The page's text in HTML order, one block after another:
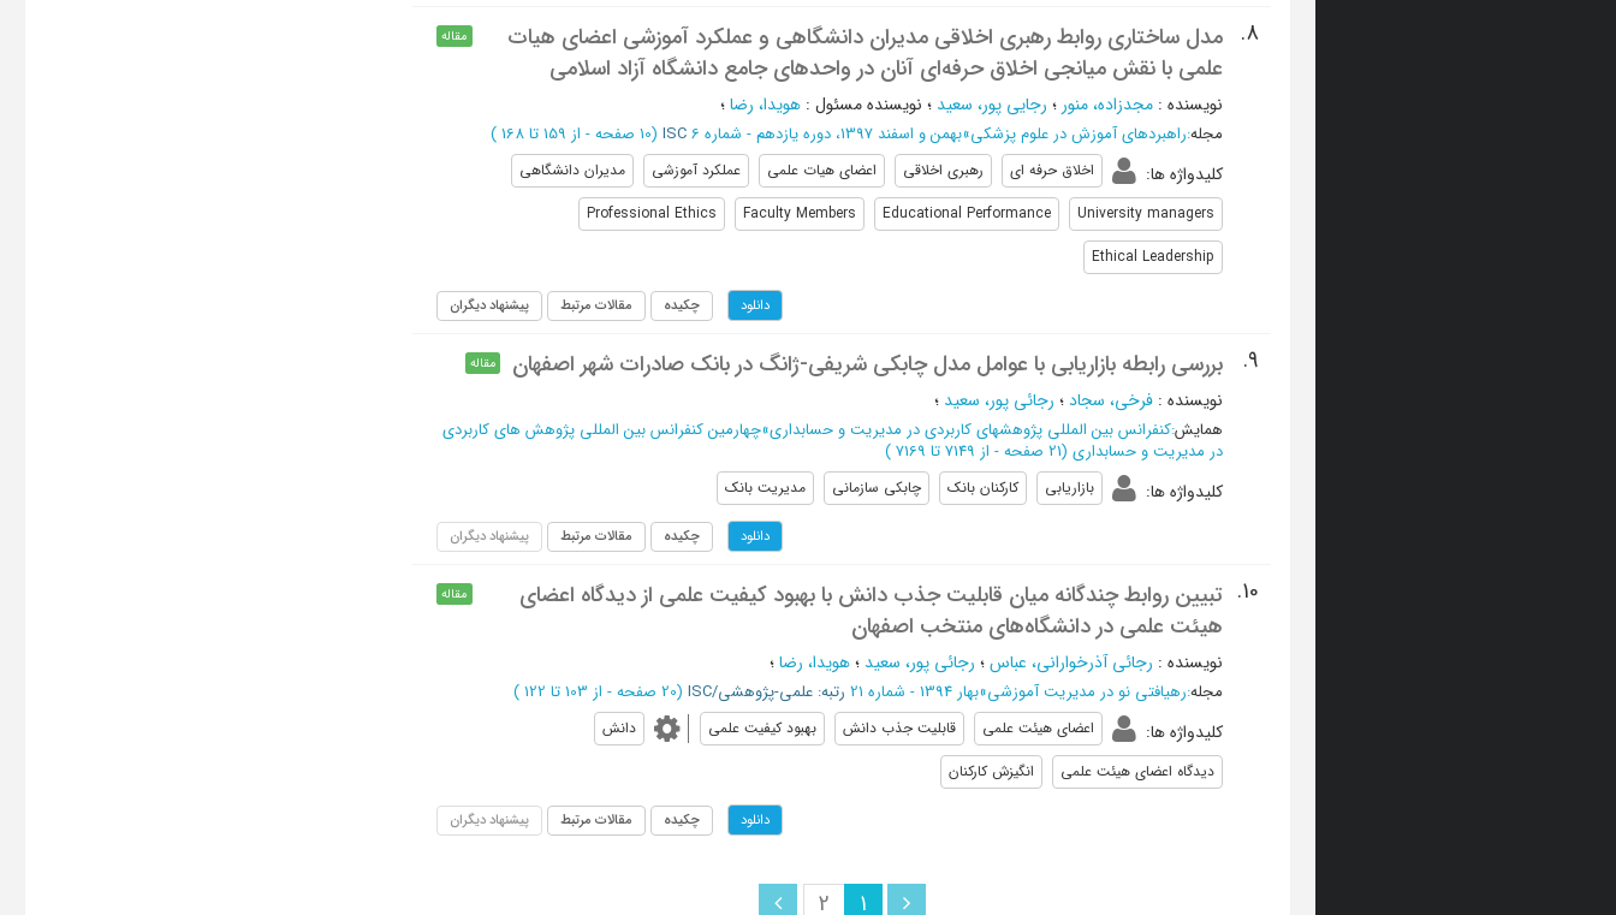
8.
مدل ساختاری روابط رهبری اخلاقی مدیران دانشگاهی و عملکرد آموزشی اعضای هیات
علمی با نقش میانجی اخلاق حرفه‌ای آنان در واحدهای جامع دانشگاه آزاد اسلامی
مقاله
نویسنده : مجدزاده، منور ؛ رجايی پور، سعید ؛ نویسنده مسئول : هویدا، رضا؛
مجله:راهبردهای آموزش در علوم پزشکی»بهمن و اسفند 1397، دوره یازدهم - شماره 6 ISC (‎10 صفحه - از 159 تا 168 )
کلیدواژه ها: اخلاق حرفه ای رهبری اخلاقی اعضای هیات علمی عملکرد آموزشی
مدیران دانشگاهی
University managers
Educational Performance
Faculty Members
Professional Ethics
Ethical Leadership
دانلود چکیده مقالات مرتبط پیشنهاد دیگران
9. بررسی رابطه بازاریابی با عوامل مدل چابکی شریفی-ژانگ در بانک صادرات شهر اصفهان مقاله
نویسنده : فرخی، سجاد؛ رجائی پور، سعید ؛
همایش:کنفرانس بین المللی پژوهشهای کاربردی در مدیریت و حسابداری»چهارمین کنفرانس بین المللی پژوهش های کاربردی
در مدیریت و حسابداری (‎21 صفحه - از 7149 تا 7169 )
کلیدواژه ها: بازاریابی کارکنان بانک چابکی سازمانی مدیریت بانک
دانلود چکیده مقالات مرتبط پیشنهاد دیگران
10.
تبیین روابط چندگانه میان قابلیت جذب دانش با بهبود کیفیت علمی از دیدگاه اعضای
هیئت علمی در دانشگاه‌های منتخب اصفهان
مقاله
نویسنده : رجائی آذرخوارانی، عباس؛ رجائی پور، سعید ؛هویدا، رضا؛
مجله:رهیافتی نو در مدیریت آموزشی»بهار 1394 - شماره 21 رتبه: علمی-پژوهشی/ISC (‎20 صفحه - از 103 تا 122 )
کلیدواژه ها: اعضای هیئت علمی قابلیت جذب دانش بهبود کیفیت علمی
دانش
دیدگاه اعضای هیئت علمی
انگیزش کارکنان
دانلود چکیده مقالات مرتبط پیشنهاد دیگران
1
2